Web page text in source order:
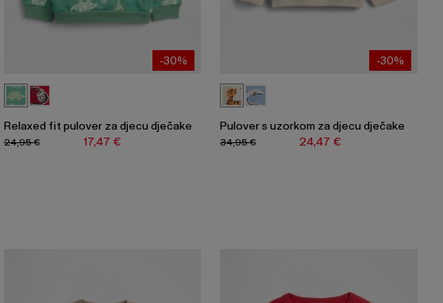
-30%
Relaxed fit pulover za djecu dječake
17,47 €
24,95 €
-30%
Pulover s uzorkom za djecu dječake
24,47 €
34,95 €